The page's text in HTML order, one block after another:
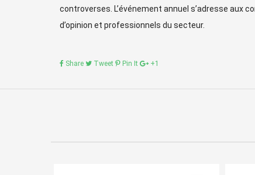
controverses. L’événement annuel s’adresse aux
d’opinion et professionnels du secteur.
Share Tweet Pin It +1